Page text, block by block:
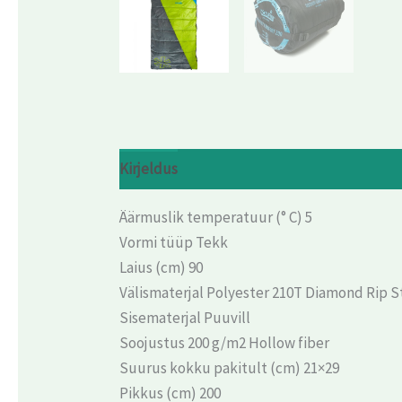
Kirjeldus
Äärmuslik temperatuur (° C) 5
Vormi tüüp Tekk
Laius (cm) 90
Välismaterjal Polyester 210T Diamond Rip
Sisematerjal Puuvill
Soojustus 200 g/m2 Hollow fiber
Suurus kokku pakitult (cm) 21×29
Pikkus (cm) 200